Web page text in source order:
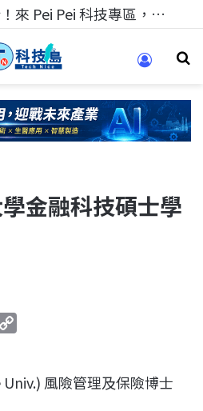
跨世代的技術對話！來 Pei Pei 科技專區，用專業洞察引領學弟妹成長
金融科技碩士學
y
風險管理及保險博士